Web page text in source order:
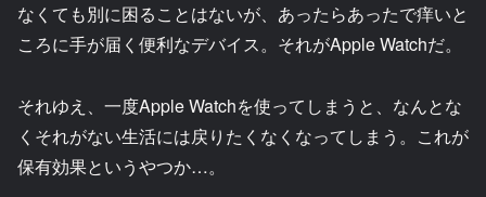
なくても別に困ることはないが、あったらあったで痒いと
ころに手が届く便利なデバイス。それがApple Watchだ。
それゆえ、一度Apple Watchを使ってしまうと、なんとな
くそれがない生活には戻りたくなくなってしまう。これが
保有効果というやつか…。